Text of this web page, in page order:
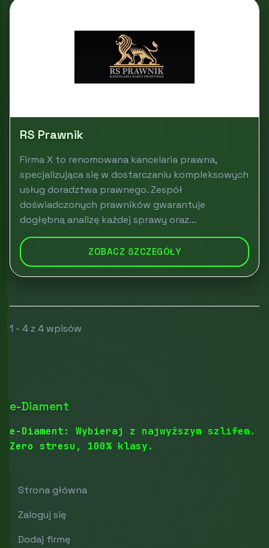
RS Prawnik
Firma X to renomowana kancelaria prawna,
specjalizująca się w dostarczaniu kompleksowych
usług doradztwa prawnego. Zespół
doświadczonych prawników gwarantuje
dogłębną analizę każdej sprawy oraz...
ZOBACZ SZCZEGÓŁY
1 - 4 z 4 wpisów
e-Diament
e-Diament: Wybieraj z najwyższym szlifem.
Zero stresu, 100% klasy.
Strona główna
Zaloguj się
Dodaj firmę